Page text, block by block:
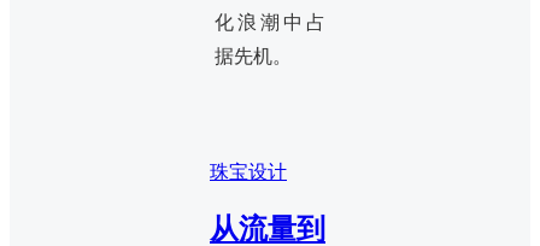
化浪潮中占
据先机。
珠宝设计
从流量到